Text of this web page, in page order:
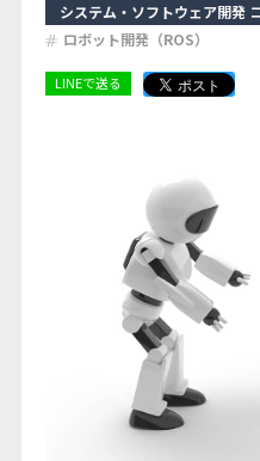
コラム
お知らせ
無料会員登録
システム・ソフトウェア開発
ロボット開発（ROS）
LINEで送る